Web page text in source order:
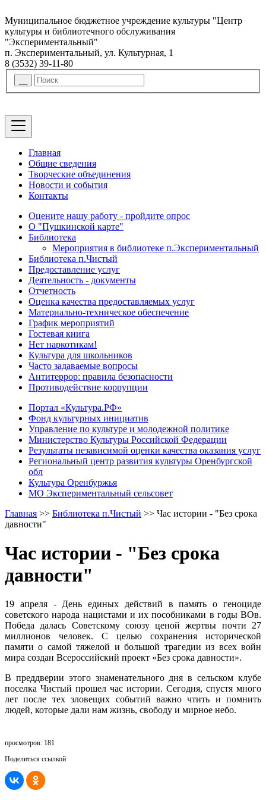
Муниципальное бюджетное учреждение культуры "Центр
культуры и библиотечного обслуживания
"Экспериментальный"
п. Экспериментальный, ул. Культурная, 1
8 (3532) 39-11-80
Главная
Общие сведения
Творческие объединения
Новости и события
Контакты
Оцените нашу работу - пройдите опрос
О "Пушкинской карте"
Библиотека
Мероприятия в библиотеке п.Экспериментальный
Библиотека п.Чистый
Предоставление услуг
Деятельность - документы
Отчетность
Оценка качества предоставляемых услуг
Материально-техническое обеспечение
График мероприятий
Гостевая книга
Нет наркотикам!
Культура для школьников
Часто задаваемые вопросы
Антитеррор: правила безопасности
Противодействие коррупции
Портал «Культура.РФ»
Фонд культурных инициатив
Управление по культуре и молодежной политике
Министерство Культуры Российской Федерации
Результаты независимой оценки качества оказания услуг
Региональный центр развития культуры Оренбургской
обл
Культура Оренбуржья
МО Экспериментальный сельсовет
Главная >> Библиотека п.Чистый >> Час истории - "Без срока
давности"
Час истории - "Без срока
давности"
19 апреля - День единых действий в память о геноциде
советского народа нацистами и их пособниками в годы ВОв.
Победа далась Советскому союзу ценой жертвы почти 27
миллионов человек. С целью сохранения исторической
памяти о самой тяжелой и большой трагедии из всех войн
мира создан Всероссийский проект «Без срока давности».
В преддверии этого знаменательного дня в сельском клубе
поселка Чистый прошел час истории. Сегодня, спустя много
лет после тех зловещих событий важно чтить и помнить
людей, которые дали нам жизнь, свободу и мирное небо.
просмотров: 181
Поделиться ссылкой